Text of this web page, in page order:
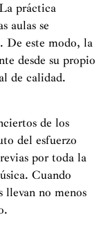
práctica
aulas se
De este modo, la
desde su propio
de calidad.
de los
del esfuerzo
por toda la
Cuando
no menos